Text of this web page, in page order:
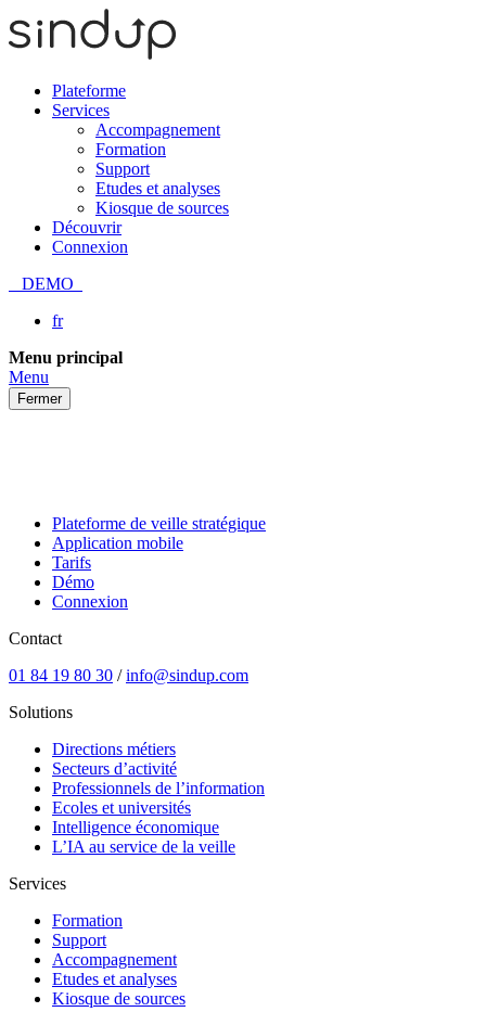
Plateforme
Services
Accompagnement
Formation
Support
Etudes et analyses
Kiosque de sources
Découvrir
Connexion
DEMO
fr
Passer
au
contenu
Menu principal
Menu
Fermer
Plateforme de veille stratégique
Application mobile
Tarifs
Démo
Connexion
Contact
01 84 19 80 30 /info@sindup.com
Solutions
Directions métiers
Secteurs d’activité
Professionnels de l’information
Ecoles et universités
Intelligence économique
L’IA au service de la veille
Services
Formation
Support
Accompagnement
Etudes et analyses
Kiosque de sources